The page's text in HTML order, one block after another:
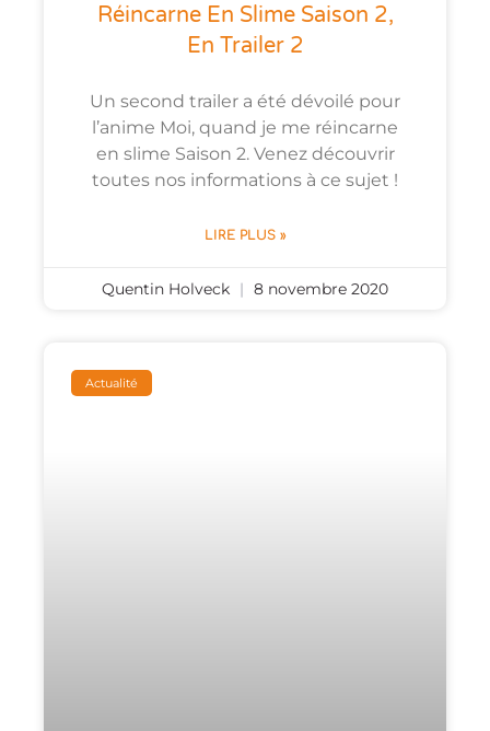
Réincarne En Slime Saison 2,
En Trailer 2
Un second trailer a été dévoilé pour
l’anime Moi, quand je me réincarne
en slime Saison 2. Venez découvrir
toutes nos informations à ce sujet !
LIRE PLUS »
Quentin Holveck 8 novembre 2020
Actualité